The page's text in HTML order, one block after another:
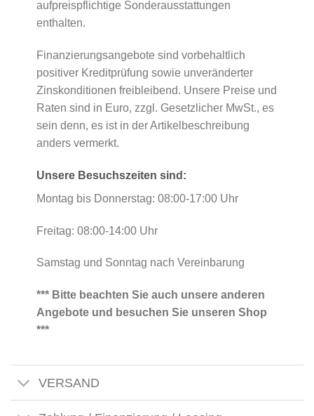
aufpreispflichtige Sonderausstattungen
enthalten.
Finanzierungsangebote sind vorbehaltlich
positiver Kreditprüfung sowie unveränderter
Zinskonditionen freibleibend. Unsere Preise und
Raten sind in Euro, zzgl. Gesetzlicher MwSt., es
sein denn, es ist in der Artikelbeschreibung
anders vermerkt.
Unsere Besuchszeiten sind:
Montag bis Donnerstag: 08:00-17:00 Uhr
Freitag: 08:00-14:00 Uhr
Samstag und Sonntag nach Vereinbarung
*** Bitte beachten Sie auch unsere anderen
Angebote und besuchen Sie unseren Shop
***
VERSAND